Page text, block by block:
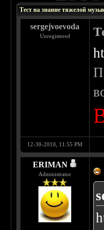
Тест на знание тяжелой
sergejvoevoda
Unregistered
12-30-2010, 11:55 PM
ERIMAN
Administrator